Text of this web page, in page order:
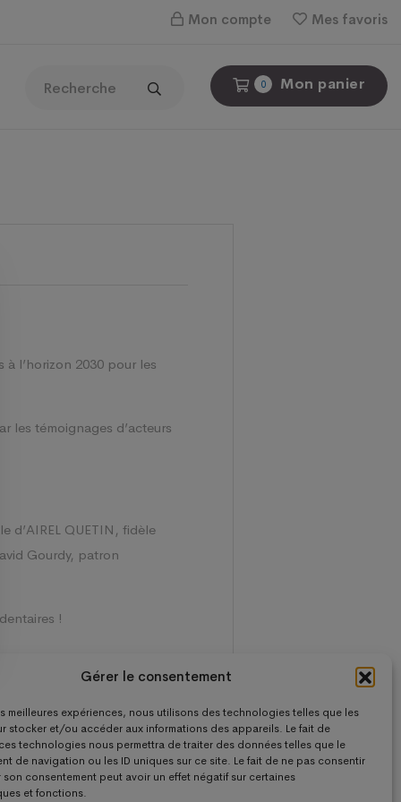
Gérer le consentement
meilleures expériences, nous utilisons des technologies telles que les
stocker et/ou accéder aux informations des appareils. Le fait de
technologies nous permettra de traiter des données telles que le
de navigation ou les ID uniques sur ce site. Le fait de ne pas consentir
son consentement peut avoir un effet négatif sur certaines
et fonctions.
Mon compte Mes favoris
0 Mon panier
à l’horizon 2030 pour les
les témoignages d’acteurs
d’AIREL QUETIN, fidèle
Gourdy, patron
!